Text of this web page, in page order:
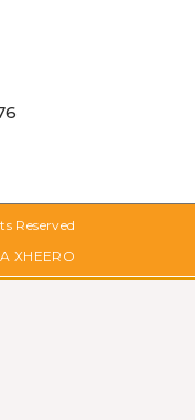
Reserved
XHEERO